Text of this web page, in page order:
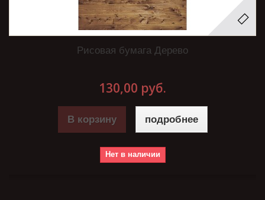
Рисовая бумага Дерево
130,00 руб.
В корзину подробнее
Нет в наличии